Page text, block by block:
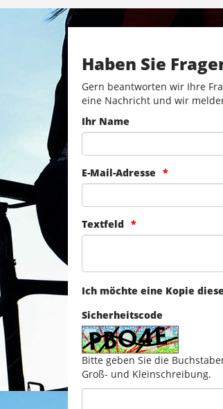
Haben Sie
Gern beantworten wir Ihre
eine Nachricht und wir
Ihr Name
E-Mail-Adresse
Textfeld
Ich möchte eine Kopie
Sicherheitscode
Bitte geben Sie die
Groß- und Kleinschreibung.